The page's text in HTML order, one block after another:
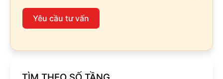
Yêu cầu tư vấn